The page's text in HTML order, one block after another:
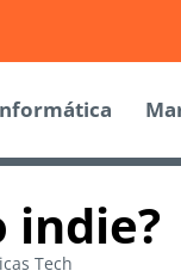
indie?
Tech